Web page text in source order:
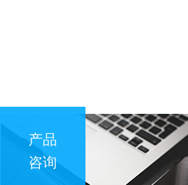
产品
咨询